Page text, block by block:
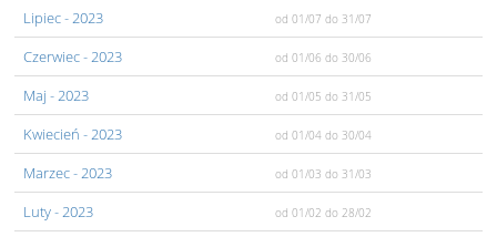
Lipiec- 2023 od 01/07 do 31/07
Czerwiec- 2023 od 01/06 do 30/06
Maj - 2023 od 01/05 do 31/05
Kwiecień - 2023 od 01/04 do 30/04
Marzec- 2023 od 01/03 do 31/03
Luty- 2023 od 01/02 do 28/02